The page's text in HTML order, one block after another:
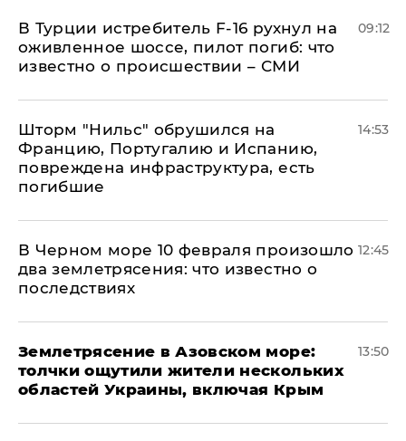
В Турции истребитель F-16 рухнул на
оживленное шоссе, пилот погиб: что
известно о происшествии – СМИ
09:12
Шторм "Нильс" обрушился на
Францию, Португалию и Испанию,
повреждена инфраструктура, есть
погибшие
14:53
В Черном море 10 февраля произошло
два землетрясения: что известно о
последствиях
12:45
Землетрясение в Азовском море:
толчки ощутили жители нескольких
областей Украины, включая Крым
13:50